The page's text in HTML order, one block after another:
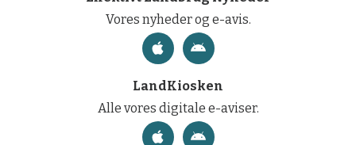
Vores nyheder og e-avis.
LandKiosken
Alle vores digitale e-aviser.